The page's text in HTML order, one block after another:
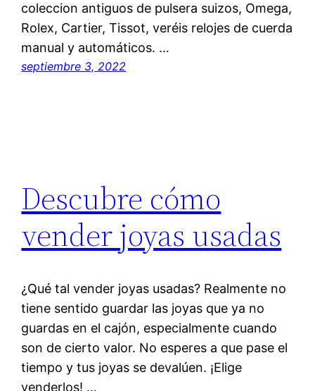
coleccion antiguos de pulsera suizos, Omega,
Rolex, Cartier, Tissot, veréis relojes de cuerda
manual y automáticos. …
septiembre 3, 2022
Descubre cómo
vender joyas usadas
¿Qué tal vender joyas usadas? Realmente no
tiene sentido guardar las joyas que ya no
guardas en el cajón, especialmente cuando
son de cierto valor. No esperes a que pase el
tiempo y tus joyas se devalúen. ¡Elige
venderlos! …